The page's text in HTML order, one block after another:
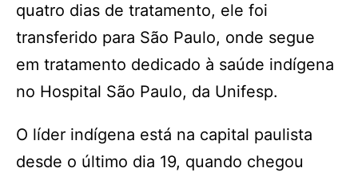
quatro dias de tratamento, ele foi
transferido para São Paulo, onde segue
em tratamento dedicado à saúde indígena
no Hospital São Paulo, da Unifesp.
O líder indígena está na capital paulista
desde o último dia 19, quando chegou